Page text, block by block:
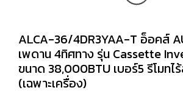
ALCA-36/4DR3YAA-T อ็อคส์
เพดาน 4ทิศทาง รุ่น Cassette
ขนาด 38,000BTU เบอร์5 รีโมทไ
(เฉพาะเครื่อง)